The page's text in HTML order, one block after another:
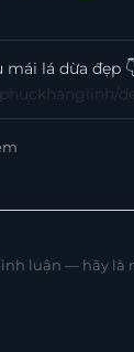
lá dừa đẹp